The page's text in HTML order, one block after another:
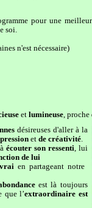
pour une
soi.
n'est nécessaire)
et lumineuse, proche
désireuses d'aller à la
et de créativité.
écouter son ressenti, lui
de lui
en partageant notre
est là toujours
que l’extraordinaire est